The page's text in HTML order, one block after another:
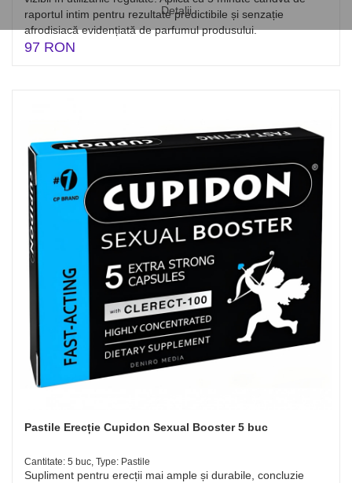
Detalii
raportul intim pentru rezultate predictibile și senzație
afrodisiacă evidențiată de parfumul produsului.
97 RON
Pastile Erecție Cupidon Sexual Booster 5 buc
Cantitate: 5 buc, Type: Pastile
Supliment pentru erecții mai ample și durabile, concluzie